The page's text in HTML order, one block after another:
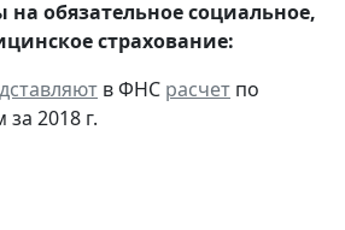
на обязательное социальное,
страхование:
в ФНС расчет по
2018 г.